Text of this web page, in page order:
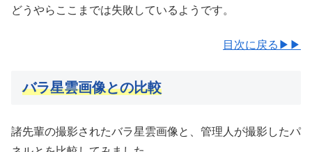
どうやらここまでは失敗しているようです。
目次に戻る▶▶
バラ星雲画像との比較
諸先輩の撮影されたバラ星雲画像と、管理人が撮影したパ